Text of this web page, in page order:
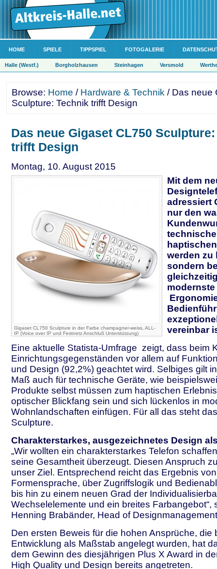
HOME SPIELE TIPPSPIEL FOTOGALERIE
Halle (Westf.) Borgholzhausen Steinhagen Versmold
Browse: Home / Hardware & Technik / Das neue
Sculpture: Technik trifft Design
Das neue Gigaset CL750
trifft Design
Montag, 10. August 2015
Gigaset CL750 Sculpture in der Farbe champagner-weiss, ALL-
IP (Voice over IP und Festnetz Anschluß Unterstützung)
Mit dem
adressiert
nur den
werden zu
sondern
vereinbar
Eine aktuelle Statista-Umfrage zeigt, dass beim
Einrichtungsgegenständen vor allem auf
und Design (92,2%) geachtet wird. Selbiges gilt
Maß auch für technische Geräte, wie
Produkte selbst müssen zum haptischen
optischer Blickfang sein und sich lückenlos in
Wohnlandschaften einfügen. Für all das steht
Sculpture.
Charakterstarkes, ausgezeichnetes Design
„Wir wollten ein charakterstarkes Telefon
seine Gesamtheit überzeugt. Diesen Anspruch
unser Ziel. Entsprechend reicht das Ergebnis
Formensprache, über Zugriffslogik und
bis hin zu einem neuen Grad der
Wechselelemente und ein breites Farbangebot“,
Henning Brabänder, Head of
Den ersten Beweis für die hohen Ansprüche, die
Entwicklung als Maßstab angelegt wurden, hat
dem Gewinn des diesjährigen Plus X Award in
High Quality und Design bereits angetreten.